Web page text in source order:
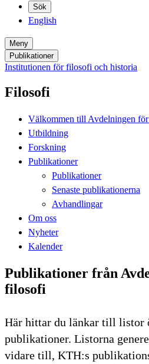
Sök
English
Meny
Publikationer
Institutionen för filosofi och historia
Filosofi
Välkommen till Avdelningen
Utbildning
Forskning
Publikationer
Publikationer
Senaste publikationerna
Avhandlingar
Om oss
Nyheter
Kalender
Publikationer från
filosofi
Här hittar du länkar till listor
publikationer. Listorna
vidare till, KTH:s